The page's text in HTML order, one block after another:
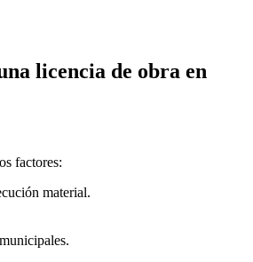
licencia de obra en
factores:
material.